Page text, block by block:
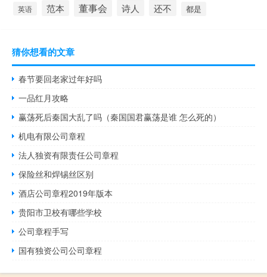
英语 范本 董事会 诗人 还不 都是
猜你想看的文章
春节要回老家过年好吗
一品红月攻略
赢荡死后秦国大乱了吗（秦国国君赢荡是谁 怎么死的）
机电有限公司章程
法人独资有限责任公司章程
保险丝和焊锡丝区别
酒店公司章程2019年版本
贵阳市卫校有哪些学校
公司章程手写
国有独资公司公司章程